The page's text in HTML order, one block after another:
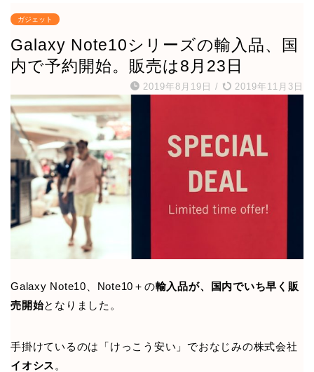
ガジェット
Galaxy Note10シリーズの輸入品、国
内で予約開始。販売は8月23日
2019年8月19日 / 2019年11月3日
Galaxy Note10、Note10＋の輸入品が、国内でいち早く販
売開始となりました。
手掛けているのは「けっこう安い」でおなじみの株式会社
イオシス 。